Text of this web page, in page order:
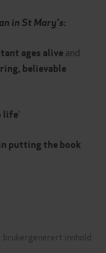
in St Mary's:
ages aliveand
believable
life'
putting the book
innhold